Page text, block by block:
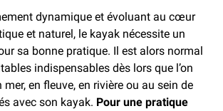
dynamique et évoluant au cœur
et naturel, le kayak nécessite un
sa bonne pratique. Il est alors normal
indispensables dès lors que l’on
en fleuve, en rivière ou au sein de
avec son kayak. Pour une pratique